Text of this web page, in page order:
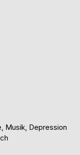
Musik, Depression